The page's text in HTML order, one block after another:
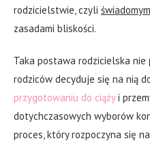
rodzicielstwie, czyli
zasadami bliskości.
Taka postawa rodzicielska nie
rodziców decyduje się na nią
przygotowaniu do ciążyi
dotychczasowych wyborów
proces, który rozpoczyna się